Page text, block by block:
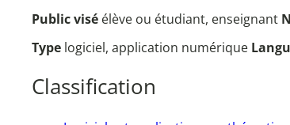
Public visé élève ou étudiant, enseignant
Type logiciel, application numérique
Classification